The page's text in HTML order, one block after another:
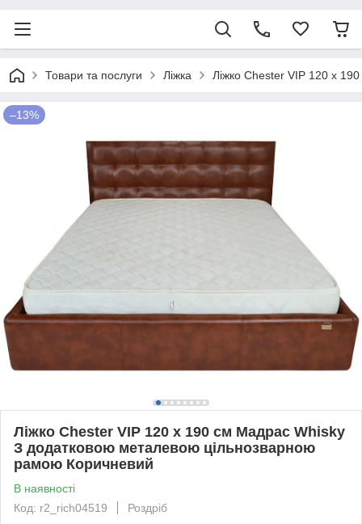
Товари та послуги Ліжка Ліжко Chester VIP 120 х
–13%
Ліжко Chester VIP 120 х 190 см Мадрас Whisky
З додатковою металевою цільнозварною
рамою Коричневий
В наявності
Код: r2_rich04519
Роздріб